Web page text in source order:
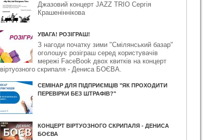
Джазовий концерт JAZZ TRIO Сергія
Крашеніннікова
УВАГА! РОЗІГРАШ!
З нагоди початку зими "Смілянський базар"
оголошує розіграш серед користувачів
мережі FaceBook двох квитків на ​концерт
віртуозного скрипаля - Дениса БОЄВА.
СЕМІНАР ДЛЯ ПІДПРИЄМЦІВ "ЯК ПРОХОДИТИ
ПЕРЕВІРКИ БЕЗ ШТРАФІВ?"
КОНЦЕРТ ВІРТУОЗНОГО СКРИПАЛЯ - ДЕНИСА
БОЄВА